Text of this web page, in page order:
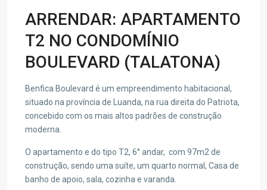
ARRENDAR: APARTAMENTO
T2 NO CONDOMÍNIO
BOULEVARD (TALATONA)
Benfica Boulevard é um empreendimento habitacional,
situado na província de Luanda, na rua direita do Patriota,
concebido com os mais altos padrões de construção
moderna.
O apartamento e do tipo T2, 6° andar, com 97m2 de
construção, sendo uma suíte, um quarto normal, Casa de
banho de apoio, sala, cozinha e varanda.